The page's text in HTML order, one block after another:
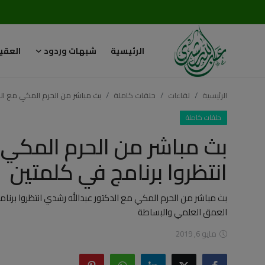
الرئيسية شبهات وردود
تسجيل
الدخول
شبهات وردود
العقيدة الإسلامية
رسائل مهمة
أحكام وفتاوى
الرئيسية لقاءات حلقات كاملة بث مباشر من الحرم المكي مع
حلقات كاملة
بث مباشر من الحرم
انتظروا برنامج في كلمتين
بث مباشر من الحرم المكي مع الدكتور عبدالله رشدي
العمق العلمي والبساطة
مايو 6, 2019